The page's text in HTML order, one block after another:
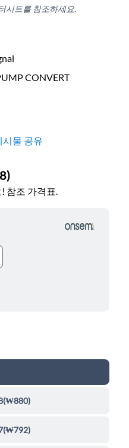
시트를 참조하세요.
CONVERT
시물 공유
)
참조 가격표.
(₩880)
(₩792)